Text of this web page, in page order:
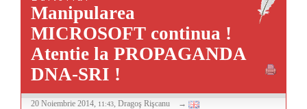
Manipularea
MICROSOFT continua !
Atentie la PROPAGANDA
DNA-SRI !
20 Noiembrie 2014, 11:43, Dragoş Rişcanu →